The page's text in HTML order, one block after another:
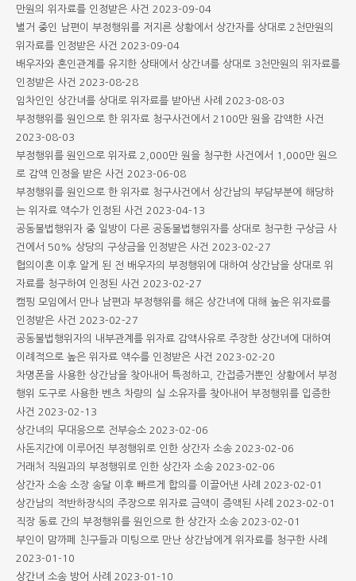
만원의 위자료를 인정받은 사건 2023-09-04
별거 중인 남편이 부정행위를 저지른 상황에서 상간자를 상대로 2천만원의
위자료를 인정받은 사건 2023-09-04
배우자와 혼인관계를 유지한 상태에서 상간녀를 상대로 3천만원의 위자료를
인정받은 사건 2023-08-28
임차인인 상간녀를 상대로 위자료를 받아낸 사례
2023-08-03
부정행위를 원인으로 한 위자료 청구사건에서 2100만 원을 감액한 사건
2023-08-03
부정행위를 원인으로 위자료 2,000만 원을 청구한 사건에서 1,000만 원으
로 감액 인정을 받은 사건 2023-06-08
부정행위를 원인으로 한 위자료 청구사건에서 상간남의 부담부분에 해당하
는 위자료 액수가 인정된 사건 2023-04-13
공동불법행위자 중 일방이 다른 공동불법행위자를 상대로 청구한 구상금 사
건에서 50% 상당의 구상금을 인정받은 사건 2023-02-27
협의이혼 이후 알게 된 전 배우자의 부정행위에 대하여 상간남을 상대로 위
자료를 청구하여 인정된 사건 2023-02-27
캠핑 모임에서 만나 남편과 부정행위를 해온 상간녀에 대해 높은 위자료를
인정받은 사건 2023-02-27
공동불법행위자의 내부관계를 위자료 감액사유로 주장한 상간녀에 대하여
이례적으로 높은 위자료 액수를 인정받은 사건 2023-02-20
차명폰을 사용한 상간남을 찾아내어 특정하고, 간접증거뿐인 상황에서 부정
행위 도구로 사용한 벤츠 차량의 실 소유자를 찾아내어 부정행위를 입증한
사건 2023-02-13
상간녀의 무대응으로 전부승소 2023-02-06
사돈지간에 이루어진 부정행위로 인한 상간자 소송 2023-02-06
거래처 직원과의 부정행위로 인한 상간자 소송 2023-02-06
상간자 소송 소장 송달 이후 빠르게 합의를 이끌어낸 사례
2023-02-01
상간남의 적반하장식의 주장으로 위자료 금액이 증액된 사례
2023-02-01
직장 동료 간의 부정행위를 원인으로 한 상간자 소송 2023-02-01
부인이 맘까페 친구들과 미팅으로 만난 상간남에게 위자료를 청구한 사례
2023-01-10
상간녀 소송 방어 사례
2023-01-10